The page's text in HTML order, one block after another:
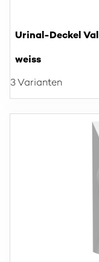
Urinal-Deckel Val
weiss
3 Varianten